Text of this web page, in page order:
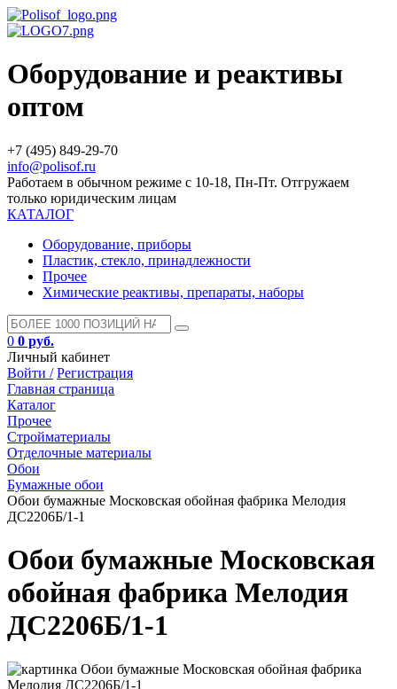
Оборудование и реактивы
оптом
+7 (495) 849-29-70
info@polisof.ru
Работаем в обычном режиме с 10-18, Пн-Пт. Отгружаем
только юридическим лицам
КАТАЛОГ
Оборудование, приборы
Пластик, стекло, принадлежности
Прочее
Химические реактивы, препараты, наборы
0 0 руб.
Личный кабинет
Войти / Регистрация
Главная страница
Каталог
Прочее
Стройматериалы
Отделочные материалы
Обои
Бумажные обои
Обои бумажные Московская обойная фабрика Мелодия
ДС2206Б/1-1
Обои бумажные Московская
обойная фабрика Мелодия
ДС2206Б/1-1